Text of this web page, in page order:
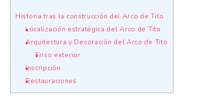
Historia tras la construcción del Arco de Tito
Localización estratégica del Arco de Tito
Arquitectura y Decoración del Arco de Tito
Friso exterior
Inscripción
Restauraciones